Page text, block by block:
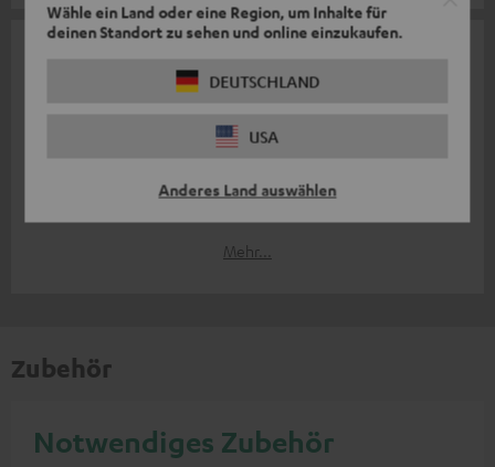
Wähle ein Land oder eine Region, um Inhalte für
deinen Standort zu sehen und online einzukaufen.
DEUTSCHLAND
USA
Anderes Land auswählen
"exzellente Impulstreue und enorme Tiefbassfähigkeiten"
Area DVD
Mehr...
Zubehör
Notwendiges Zubehör